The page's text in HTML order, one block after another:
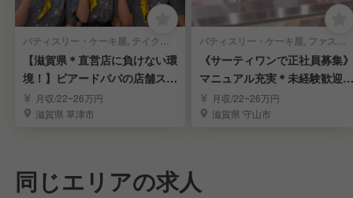
パティスリー・ケーキ屋, テイクアウト・惣菜・弁当屋 | レストランサービス・ホールスタッフ
【滋賀県＊直営店に負けない環
境！】ビアードパパの店舗スタ
ッフ｜年休110日
月収/22~26万円
滋賀県 草津市
パティスリー・ケーキ屋, ファストフード | レストランサービス・ホールスタッフ
《サーティワンで正社員募集》
マニュアル充実＊未経験歓迎＊
年間休日110日
月収/22~26万円
滋賀県 守山市
同じエリアの求人